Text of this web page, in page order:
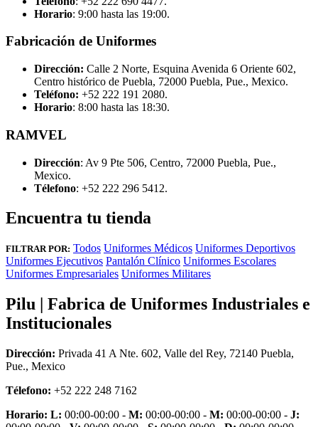
Horario: 9:00 hasta las 19:00.
Fabricación de Uniformes
Dirección: Calle 2 Norte, Esquina Avenida 6 Oriente 602,
Centro histórico de Puebla, 72000 Puebla, Pue., Mexico.
Teléfono: +52 222 191 2080.
Horario: 8:00 hasta las 18:30.
RAMVEL
Dirección: Av 9 Pte 506, Centro, 72000 Puebla, Pue.,
Mexico.
Télefono: +52 222 296 5412.
Encuentra tu tienda
FILTRAR POR: Todos Uniformes Médicos Uniformes Deportivos
Uniformes Ejecutivos Pantalón Clínico Uniformes Escolares
Uniformes Empresariales Uniformes Militares
Pilu | Fabrica de Uniformes Industriales e
Institucionales
Dirección: Privada 41 A Nte. 602, Valle del Rey, 72140 Puebla,
Pue., Mexico
Télefono: +52 222 248 7162
Horario: L: 00:00-00:00 - M: 00:00-00:00 - M: 00:00-00:00 - J: